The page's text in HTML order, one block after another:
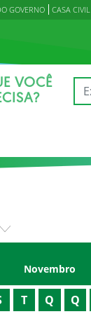
GOVERNO CASA CIVIL
VOCÊ
Novembro
T Q Q